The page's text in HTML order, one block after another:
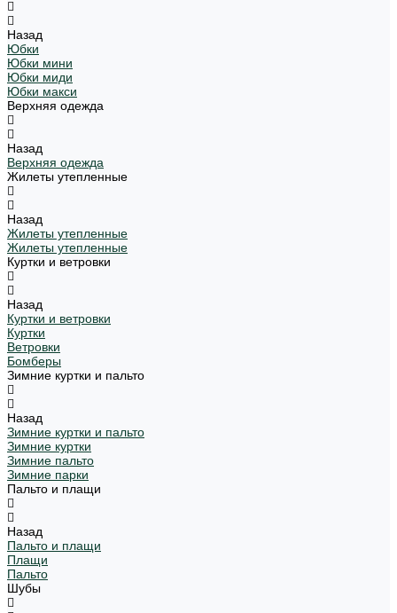
Назад
Юбки
Юбки мини
Юбки миди
Юбки макси
Верхняя одежда
Назад
Верхняя одежда
Жилеты утепленные
Назад
Жилеты утепленные
Жилеты утепленные
Куртки и ветровки
Назад
Куртки и ветровки
Куртки
Ветровки
Бомберы
Зимние куртки и пальто
Назад
Зимние куртки и пальто
Зимние куртки
Зимние пальто
Зимние парки
Пальто и плащи
Назад
Пальто и плащи
Плащи
Пальто
Шубы